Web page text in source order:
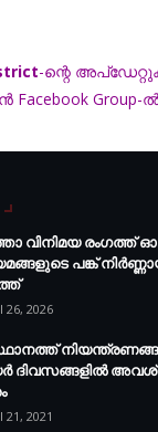
-ന്റെ
Facebook
വിനിമയ
പങ്ക്
26, 2026
ദിവസങ്ങളില്‍
21, 2021